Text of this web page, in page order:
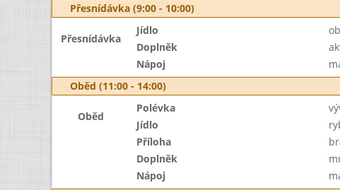
Přesnídávka (9:00 - 10:00)
Přesnídávka
Jídlo
Doplněk
Nápoj
Oběd (11:00 - 14:00)
Oběd
Polévka
Jídlo
Příloha
Doplněk
Nápoj